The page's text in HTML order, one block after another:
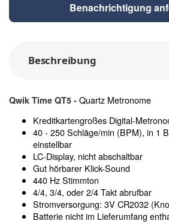
Benachrichtigung
Beschreibung
Qwik Time QT5 - Quartz Metronome
Kreditkartengroßes Digital-
40 - 250 Schläge/min (BPM), in 1
einstellbar
LC-Display, nicht abschaltbar
Gut hörbarer Klick-Sound
440 Hz Stimmton
4/4, 3/4, oder 2/4 Takt abrufbar
Stromversorgung: 3V CR2032
Batterie nicht im Lieferumfang